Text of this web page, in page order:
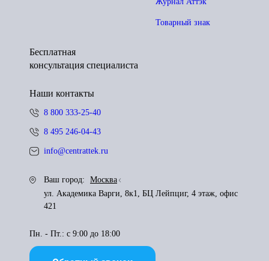
Товарный знак
Бесплатная
консультация специалиста
Наши контакты
8 800 333-25-40
8 495 246-04-43
info@centrattek.ru
Ваш город:
Москва
ул. Академика Варги, 8к1, БЦ Лейпциг, 4 этаж, офис
421
Пн. - Пт.: с 9:00 до 18:00